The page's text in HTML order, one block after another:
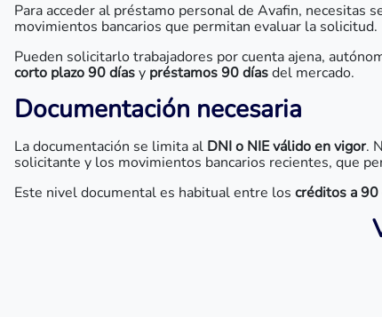
Para acceder al préstamo personal de Avafin, necesitas
movimientos bancarios que permitan evaluar la solicitud.
Pueden solicitarlo trabajadores por cuenta ajena,
corto plazo 90 díasy préstamos 90 díasdel mercado.
Documentación necesaria
La documentación se limita al DNI o NIE válido en vigor.
solicitante y los movimientos bancarios recientes, que
Este nivel documental es habitual entre los créditos a 90